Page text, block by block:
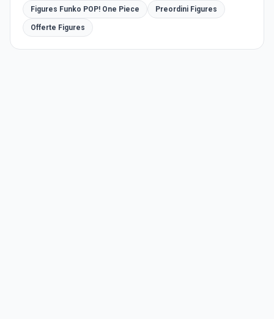
Figures Funko POP! One Piece Preordini Figures
Offerte Figures